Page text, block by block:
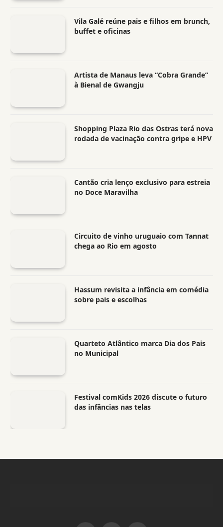
Vila Galé reúne pais e filhos em brunch,
buffet e oficinas
Artista de Manaus leva “Cobra Grande”
à Bienal de Gwangju
Shopping Plaza Rio das Ostras terá nova
rodada de vacinação contra gripe e HPV
Cantão cria lenço exclusivo para estreia
no Doce Maravilha
Circuito de vinho uruguaio com Tannat
chega ao Rio em agosto
Hassum revisita a infância em comédia
sobre pais e escolhas
Quarteto Atlântico marca Dia dos Pais
no Municipal
Festival comKids 2026 discute o futuro
das infâncias nas telas